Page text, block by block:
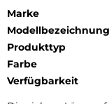
Marke
Modellbezeichnung
Produkttyp
Farbe
Verfügbarkeit